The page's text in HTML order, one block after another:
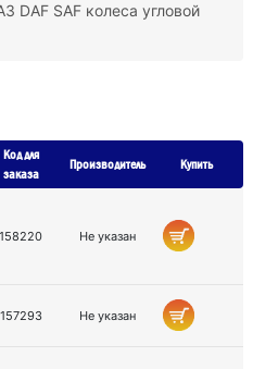
DAF SAF колеса угловой
Код для
заказа
Производитель Купить
158220 Не указан
157293 Не указан